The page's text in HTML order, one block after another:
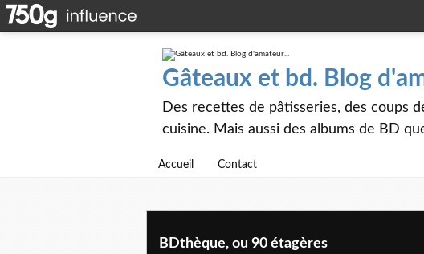
Gâteaux et bd. Blog
Des recettes de pâtisseries, des coups
cuisine. Mais aussi des albums de BD
Accueil Contact
BDthèque, ou 90 étagères